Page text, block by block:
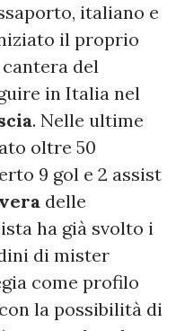
italiano e
il proprio
del
in Italia nel
. Nelle ultime
oltre 50
9 gol e 2 assist
delle
ha già svolto i
di mister
come profilo
la possibilità di